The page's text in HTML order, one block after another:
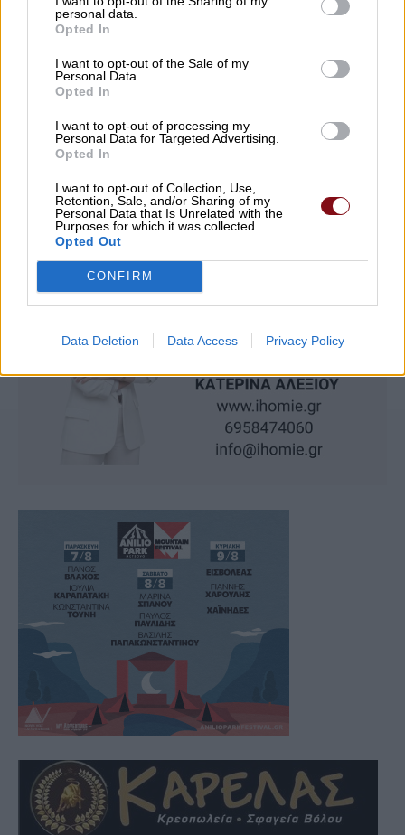
personal data.
Opted In
I want to opt-out of the Sale of my
Personal Data.
Opted In
I want to opt-out of processing my
Personal Data for Targeted Advertising.
Opted In
I want to opt-out of Collection, Use,
Retention, Sale, and/or Sharing of my
Personal Data that Is Unrelated with the
Purposes for which it was collected.
Opted Out
CONFIRM
Data Deletion Data Access Privacy Policy
06/08/2026 , 19:44
Δείτε εδώ όλα τα νέα